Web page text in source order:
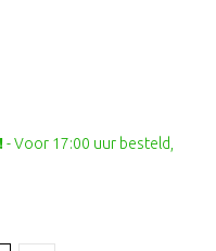
- Voor 17:00 uur besteld,